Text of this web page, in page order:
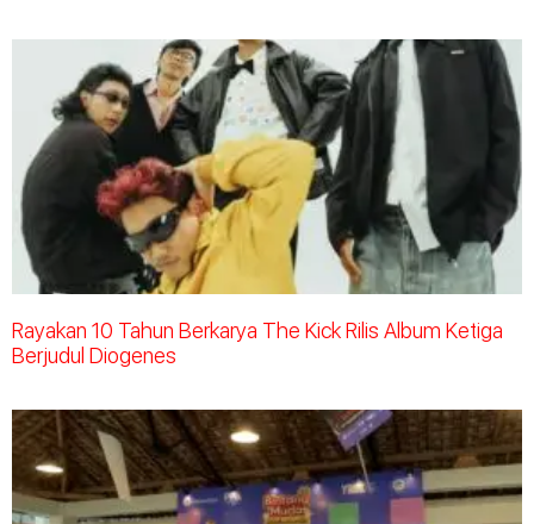
Rayakan 10 Tahun Berkarya The Kick Rilis Album Ketiga
Berjudul Diogenes